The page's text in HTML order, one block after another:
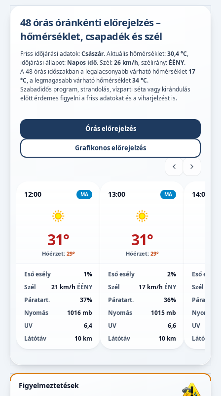
48 órás óránkénti előrejelzés –
hőmérséklet, csapadék és szél
Friss időjárási adatok:Császár. Aktuális hőmérséklet:30,4 °C,
időjárási állapot: Napos idő. Szél:26 km/h, szélirány: ÉÉNY.
A 48 órás időszakban a legalacsonyabb várható hőmérséklet 17
°C, a legmagasabb várható hőmérséklet34 °C.
Szabadidős program, strandolás, vízparti séta vagy kirándulás
előtt érdemes figyelni a friss adatokat és a viharjelzést is.
Órás előrejelzés
Grafikonos előrejelzés
12:00 MA
31°
Hőérzet: 29°
Eső esély
1%
Szél
21 km/h ÉÉNY
Páratart.
37%
Nyomás
1016 mb
UV
6,4
Látótáv
10 km
13:00 MA
31°
Hőérzet: 29°
Eső esély
2%
Szél
17 km/h ÉNY
Páratart.
36%
Nyomás
1015 mb
UV
6,6
Látótáv
10 km
14:00
Eső esély
Szél
Páratart.
Nyomás
UV
Látótáv
Figyelmeztetések